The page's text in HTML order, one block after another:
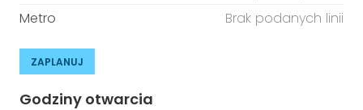
Metro
Brak podanych linii
ZAPLANUJ
Godziny otwarcia